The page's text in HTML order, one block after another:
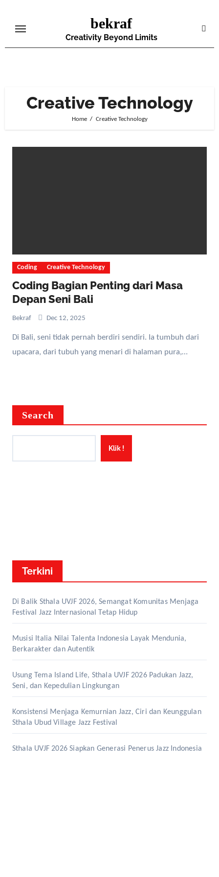
content
bekraf
Creativity Beyond Limits
Creative Technology
Home Creative Technology
Coding Creative Technology
Coding Bagian Penting dari Masa
Depan Seni Bali
Bekraf Dec 12, 2025
Di Bali, seni tidak pernah berdiri sendiri. Ia tumbuh dari
upacara, dari tubuh yang menari di halaman pura,…
Search
Klik !
Terkini
Di Balik Sthala UVJF 2026, Semangat Komunitas Menjaga
Festival Jazz Internasional Tetap Hidup
Musisi Italia Nilai Talenta Indonesia Layak Mendunia,
Berkarakter dan Autentik
Usung Tema Island Life, Sthala UVJF 2026 Padukan Jazz,
Seni, dan Kepedulian Lingkungan
Konsistensi Menjaga Kemurnian Jazz, Ciri dan Keunggulan
Sthala Ubud Village Jazz Festival
Sthala UVJF 2026 Siapkan Generasi Penerus Jazz Indonesia